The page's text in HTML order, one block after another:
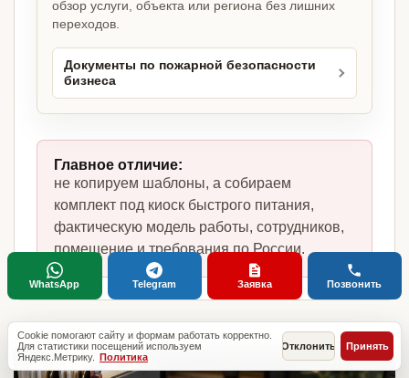
обзор услуги, объекта или региона без лишних
переходов.
Документы по пожарной безопасности
бизнеса
Главное отличие:
не копируем шаблоны, а собираем
комплект под киоск быстрого питания,
фактическую модель работы, сотрудников,
помещение и требования по России.
Cookie помогают сайту и формам работать корректно.
Для статистики посещений используем
Яндекс.Метрику. Политика
Отклонить Принять
WhatsApp Telegram Заявка Позвонить